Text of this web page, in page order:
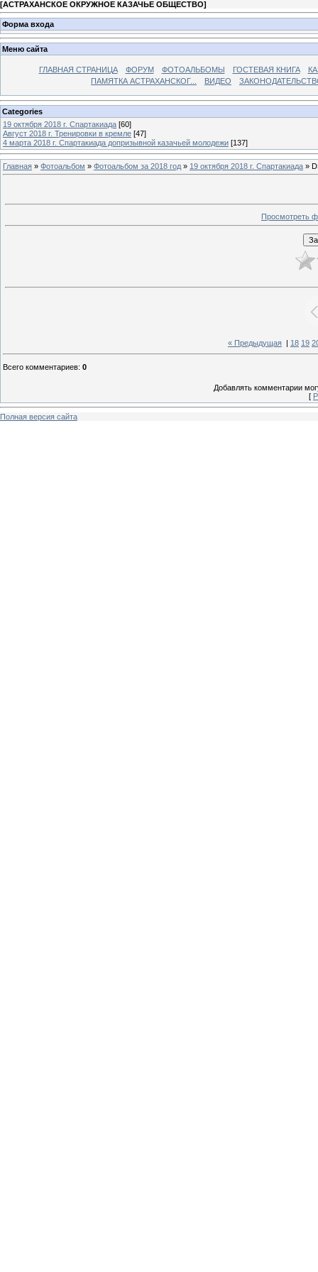
[АСТРАХАНСКОЕ ОКРУЖНОЕ КАЗАЧЬЕ ОБЩЕСТВО]
Форма входа
Меню сайта
ГЛАВНАЯ СТРАНИЦА ФОРУМ ФОТОАЛЬБОМЫ ГОСТЕВАЯ КНИГА
ПАМЯТКА АСТРАХАНСКОГ...
ВИДЕО
Categories
19 октября 2018 г. Спартакиада [60]
Август 2018 г. Тренировки в кремле [47]
4 марта 2018 г. Спартакиада допризывной казачьей молодежи [137]
Главная » Фотоальбом » Фотоальбом за 2018 год » 19 октября 2018 г. Спартакиада »
Просмотреть
« Предыдущая 18 19
Всего комментариев: 0
Добавлять комментарии
[
Полная версия сайта